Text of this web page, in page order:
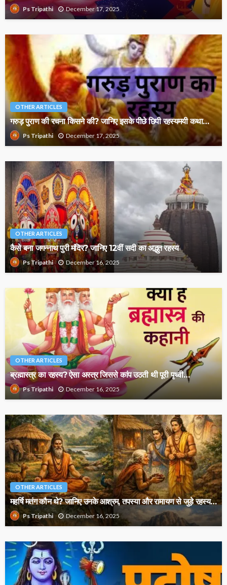
Ps Tripathi December 17, 2025
OTHER ARTICLES
गरुड़ पुराण की रचना किसने की? जानिए इसके पीछे छिपी रहस्यमयी कथा…
Ps Tripathi December 17, 2025
OTHER ARTICLES
कैसे बना जगन्नाथ पुरी मंदिर? जानिए 12वीं सदी का अद्भुत रहस्य
Ps Tripathi December 16, 2025
OTHER ARTICLES
ब्रह्मास्त्र का रहस्य? ऐसा अस्त्र जिससे कांप उठती थी पूरी पृथ्वी…
Ps Tripathi December 16, 2025
OTHER ARTICLES
महर्षि मतंग कौन थे? जानिए उनके आश्रम, तपस्या और रामायण से जुड़े रहस्य…
Ps Tripathi December 16, 2025